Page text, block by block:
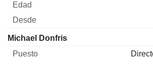
Michael Donfris